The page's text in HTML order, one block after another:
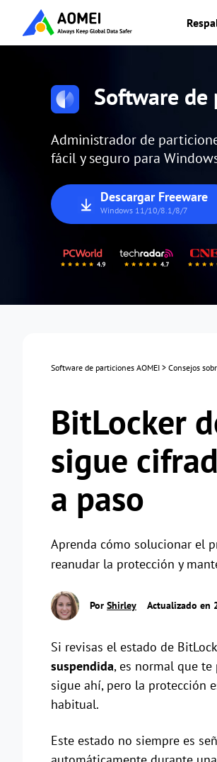
Software de
Administrador de
fácil y seguro para
Descargar Freeware
Windows 11/10/8.1/8/7
Software de particiones AOMEI > Consejos
BitLocker
sigue
a paso
Aprenda cómo solucionar el
reanudar la protección y
Por Shirley Actualizado en
Si revisas el estado de
suspendida, es normal que
sigue ahí, pero la protección
habitual.
Este estado no siempre es